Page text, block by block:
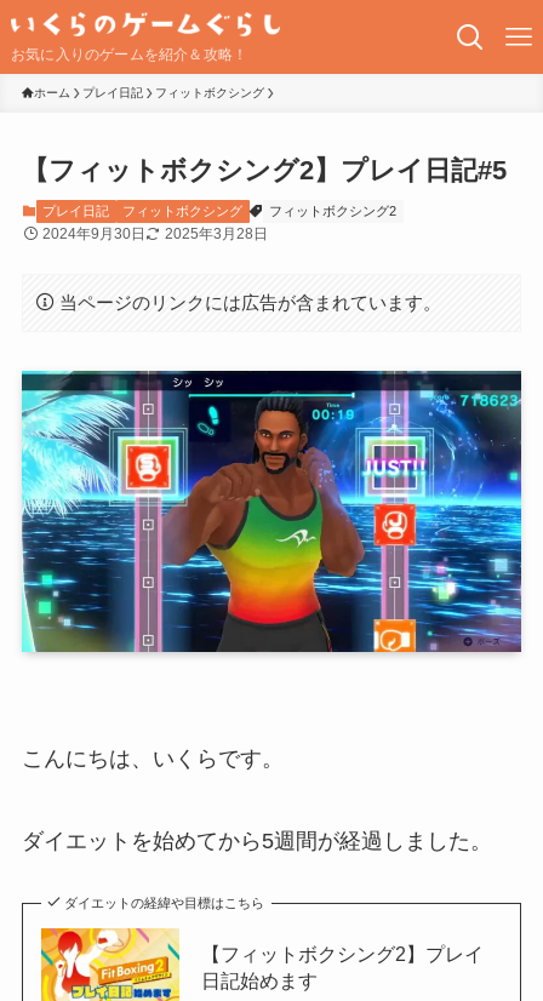
お気に入りのゲームを紹介＆攻略！
ホーム プレイ日記 フィットボクシング
【フィットボクシング2】プレイ日記#5
プレイ日記 フィットボクシング フィットボクシング2
2024年9月30日 2025年3月28日
当ページのリンクには広告が含まれています。
こんにちは、いくらです。
ダイエットを始めてから5週間が経過しました。
ダイエットの経緯や目標はこちら
【フィットボクシング2】プレイ
日記始めます